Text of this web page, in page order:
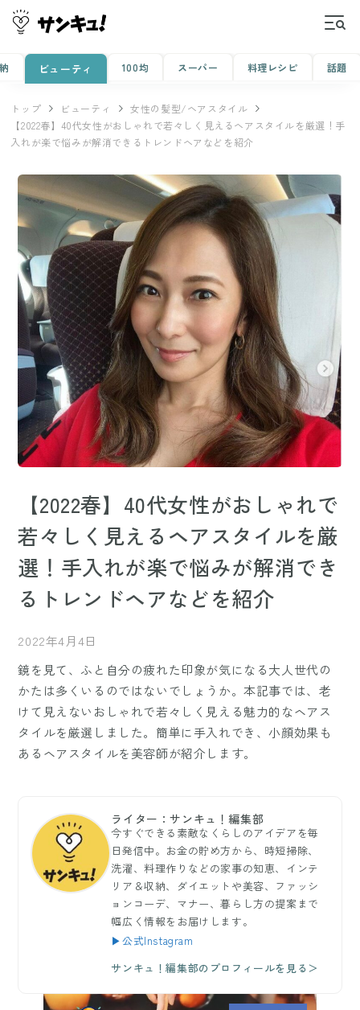
ビューティ 100均 スーパー 料理レシピ 話題
トップ ビューティ
女性の髪型/ヘアスタイル
【2022春】40代女性がおしゃれで若々しく見えるヘアスタイルを厳選！手
入れが楽で悩みが解消できるトレンドヘアなどを紹介
【2022春】40代女性がおしゃれで
若々しく見えるヘアスタイルを厳
選！手入れが楽で悩みが解消でき
るトレンドヘアなどを紹介
2022年4月4日
鏡を見て、ふと自分の疲れた印象が気になる大人世代の
かたは多くいるのではないでしょうか。本記事では、老
けて見えないおしゃれで若々しく見える魅力的なヘアス
タイルを厳選しました。簡単に手入れでき、小顔効果も
あるヘアスタイルを美容師が紹介します。
ライター：サンキュ！編集部
今すぐできる素敵なくらしのアイデアを毎
日発信中。お金の貯め方から、時短掃除、
洗濯、料理作りなどの家事の知恵、インテ
リア＆収納、ダイエットや美容、ファッシ
ョンコーデ、マナー、暮らし方の提案まで
幅広く情報をお届けします。
▶公式Instagram
サンキュ！編集部のプロフィールを見る＞